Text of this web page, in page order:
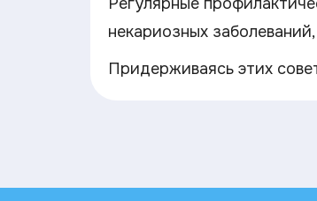
некариозных
Придерживаясь этих